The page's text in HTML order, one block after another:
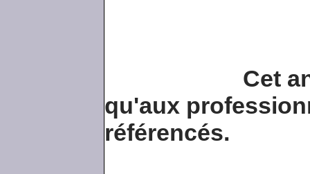
Cet
qu'aux
référencés.